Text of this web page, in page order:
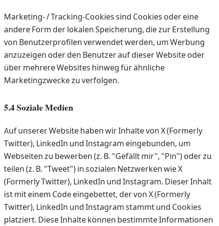
Marketing- / Tracking-Cookies sind Cookies oder eine
andere Form der lokalen Speicherung, die zur Erstellung
von Benutzerprofilen verwendet werden, um Werbung
anzuzeigen oder den Benutzer auf dieser Website oder
über mehrere Websites hinweg für ähnliche
Marketingzwecke zu verfolgen.
5.4 Soziale Medien
Auf unserer Website haben wir Inhalte von X (Formerly
Twitter), LinkedIn und Instagram eingebunden, um
Webseiten zu bewerben (z. B. "Gefällt mir", "Pin") oder zu
teilen (z. B. "Tweet") in sozialen Netzwerken wie X
(Formerly Twitter), LinkedIn und Instagram. Dieser Inhalt
ist mit einem Code eingebettet, der von X (Formerly
Twitter), LinkedIn und Instagram stammt und Cookies
platziert. Diese Inhalte können bestimmte Informationen